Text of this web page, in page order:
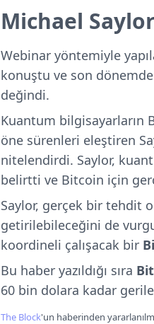
Michael
Webinar yöntemiyle
konuştu ve son
değindi.
Kuantum bilgisayarların
öne sürenleri eleştiren
nitelendirdi. Saylor,
belirtti ve Bitcoin için
Saylor, gerçek bir tehdit
getirilebileceğini de
koordineli çalışacak bir
Bu haber yazıldığı sıra
60 bin dolara kadar
The Block'un haberinden